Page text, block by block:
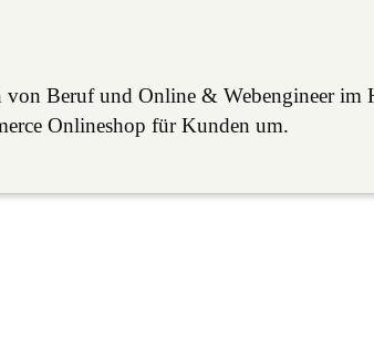
Beruf und Online & Webengineer im
Onlineshop für Kunden um.